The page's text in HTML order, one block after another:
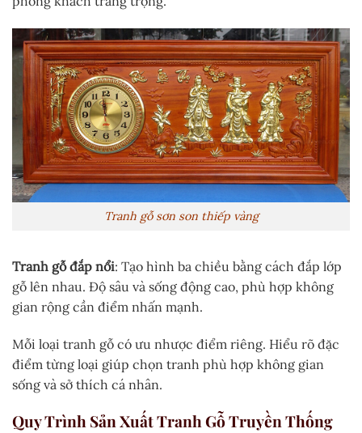
Tranh gỗ sơn son thiếp vàng
Tranh gỗ đắp nổi: Tạo hình ba chiều bằng cách đắp lớp
gỗ lên nhau. Độ sâu và sống động cao, phù hợp không
gian rộng cần điểm nhấn mạnh.
Mỗi loại tranh gỗ có ưu nhược điểm riêng. Hiểu rõ đặc
điểm từng loại giúp chọn tranh phù hợp không gian
sống và sở thích cá nhân.
Quy Trình Sản Xuất Tranh Gỗ Truyền Thống